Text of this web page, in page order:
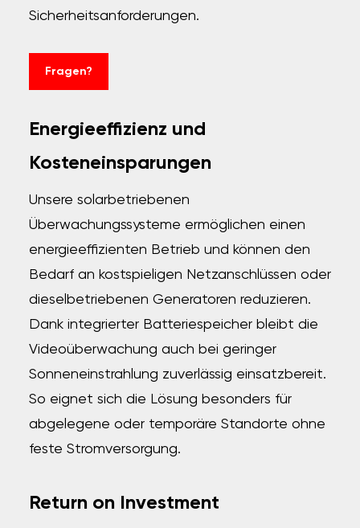
Sicherheitsanforderungen.
Fragen?
Energieeffizienz und
Kosteneinsparungen
Unsere solarbetriebenen
Überwachungssysteme ermöglichen einen
energieeffizienten Betrieb und können den
Bedarf an kostspieligen Netzanschlüssen oder
dieselbetriebenen Generatoren reduzieren.
Dank integrierter Batteriespeicher bleibt die
Videoüberwachung auch bei geringer
Sonneneinstrahlung zuverlässig einsatzbereit.
So eignet sich die Lösung besonders für
abgelegene oder temporäre Standorte ohne
feste Stromversorgung.
Return on Investment